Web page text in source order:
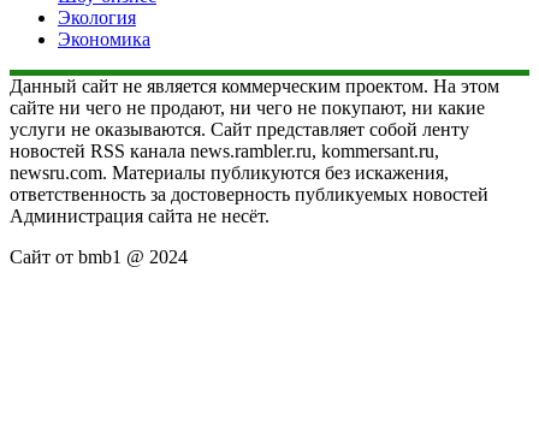
Экология
Экономика
Данный сайт не является коммерческим проектом. На этом
сайте ни чего не продают, ни чего не покупают, ни какие
услуги не оказываются. Сайт представляет собой ленту
новостей RSS канала news.rambler.ru, kommersant.ru,
newsru.com. Материалы публикуются без искажения,
ответственность за достоверность публикуемых новостей
Администрация сайта не несёт.
Сайт от bmb1 @ 2024